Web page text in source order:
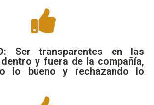
Ser transparentes en las
y fuera de la compañía,
lo bueno y rechazando lo